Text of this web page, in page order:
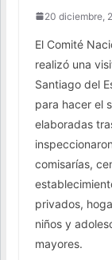
20 diciembre,
El Comité
realizó una
Santiago del
para hacer el
elaboradas
comisarías,
privados,
niños y
mayores.